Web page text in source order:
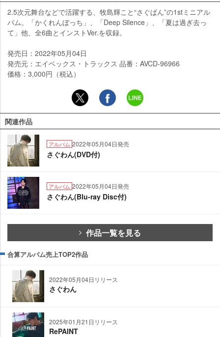
2.5次元舞台などで活躍する、牧島輝こと“さぐぱん”の1stミニアル
バム。「かくれんぼっち」、「Deep Silence」、「夏は過ぎ去っ
て」他、全6曲とインストVer.を収録。
発売日：2022年05月04日
発売元：エイベックス・トラックス 品番：AVCD-96966
価格：3,000円（税込）
関連作品
アルバム 2022年05月04日発売
さぐわん(DVD付)
アルバム 2022年05月04日発売
さぐわん(Blu-ray Disc付)
作品一覧を見る
合算アルバム売上TOP2作品
2022年05月04日リリース
さぐわん
2025年01月21日リリース
RePAINT